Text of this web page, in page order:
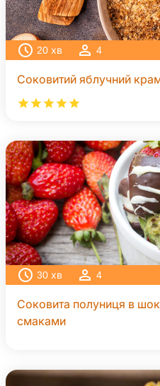
20 хв 4
Соковитий яблучний
30 хв 4
Соковита полуниця в
смаками